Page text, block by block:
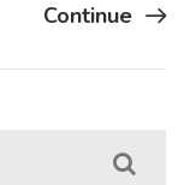
Continue